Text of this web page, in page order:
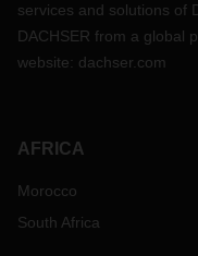
services and solutions of
DACHSER from a global
website: dachser.com
AFRICA
Morocco
South Africa